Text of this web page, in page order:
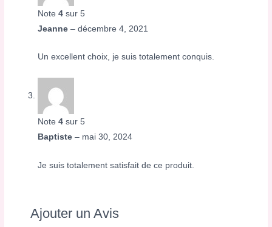
Note4 sur 5
Jeanne– décembre 4, 2021
Un excellent choix, je suis totalement conquis.
Note4 sur 5
Baptiste– mai 30, 2024
Je suis totalement satisfait de ce produit.
Ajouter un Avis